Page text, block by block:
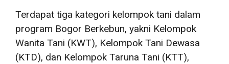
Terdapat tiga kategori kelompok tani dalam
program Bogor Berkebun, yakni Kelompok
Wanita Tani (KWT), Kelompok Tani Dewasa
(KTD), dan Kelompok Taruna Tani (KTT),